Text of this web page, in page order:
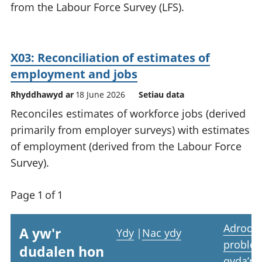
from the Labour Force Survey (LFS).
X03: Reconciliation of estimates of
employment and jobs
Rhyddhawyd ar 18 June 2026 Setiau data
Reconciles estimates of workforce jobs (derived
primarily from employer surveys) with estimates
of employment (derived from the Labour Force
Survey).
Page 1 of 1
A yw'r
dudalen hon
Ydy | Nac ydy
Adrodd